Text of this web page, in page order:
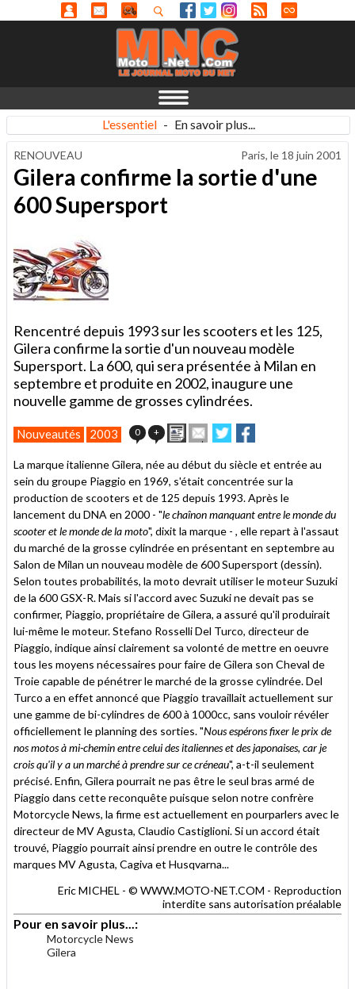
L'essentiel - En savoir plus...
RENOUVEAU Paris, le 18 juin 2001
Gilera confirme la sortie d'une
600 Supersport
Rencentré depuis 1993 sur les scooters et les 125,
Gilera confirme la sortie d'un nouveau modèle
Supersport. La 600, qui sera présentée à Milan en
septembre et produite en 2002, inaugure une
nouvelle gamme de grosses cylindrées.
Nouveautés 2003 0 + ImprimerEnvoyer
cet
à
un
ami
Partager
sur
sur
La marque italienne Gilera, née au début du siècle et entrée au
sein du groupe Piaggio en 1969, s'était concentrée sur la
production de scooters et de 125 depuis 1993. Après le
lancement du DNA en 2000 - "le chaînon manquant entre le monde du
scooter et le monde de la moto", dixit la marque - , elle repart à l'assaut
du marché de la grosse cylindrée en présentant en septembre au
Salon de Milan un nouveau modèle de 600 Supersport (dessin).
Selon toutes probabilités, la moto devrait utiliser le moteur Suzuki
de la 600 GSX-R. Mais si l'accord avec Suzuki ne devait pas se
confirmer, Piaggio, propriétaire de Gilera, a assuré qu'il produirait
lui-même le moteur. Stefano Rosselli Del Turco, directeur de
Piaggio, indique ainsi clairement sa volonté de mettre en oeuvre
tous les moyens nécessaires pour faire de Gilera son Cheval de
Troie capable de pénétrer le marché de la grosse cylindrée. Del
Turco a en effet annoncé que Piaggio travaillait actuellement sur
une gamme de bi-cylindres de 600 à 1000cc, sans vouloir révéler
officiellement le planning des sorties. "Nous espérons fixer le prix de
nos motos à mi-chemin entre celui des italiennes et des japonaises, car je
crois qu'il y a un marché à prendre sur ce créneau", a-t-il seulement
précisé. Enfin, Gilera pourrait ne pas être le seul bras armé de
Piaggio dans cette reconquête puisque selon notre confrère
Motorcycle News, la firme est actuellement en pourparlers avec le
directeur de MV Agusta, Claudio Castiglioni. Si un accord était
trouvé, Piaggio pourrait ainsi prendre en outre le contrôle des
marques MV Agusta, Cagiva et Husqvarna...
Eric MICHEL - © WWW.MOTO-NET.COM - Reproduction
interdite sans autorisation préalable
Pour en savoir plus...:
Motorcycle News
Gilera